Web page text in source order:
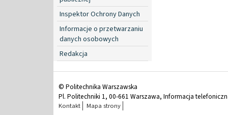
Inspektor Ochrony Danych
Informacje o przetwarzaniu
danych osobowych
Redakcja
© Politechnika Warszawska
Pl. Politechniki 1, 00-661 Warszawa, Informacja
Kontakt Mapa strony